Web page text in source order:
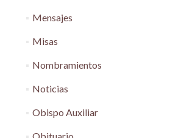
Mensajes
Misas
Nombramientos
Noticias
Obispo Auxiliar
Obituario